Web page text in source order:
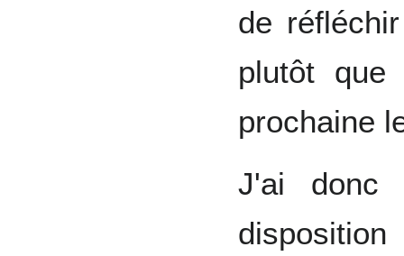
de
plutôt
prochaine
J'ai donc